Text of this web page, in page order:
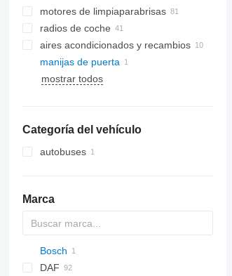
motores de limpiaparabrisas
radios de coche
aires acondicionados y recambios
mangueras de aire acondicionado
otras piezas de aire acondicionado
manijas de puerta
mostrar todos
Categoría del vehículo
autobuses
Marca
Bosch
Futura
Silverado
Jumper
DAF